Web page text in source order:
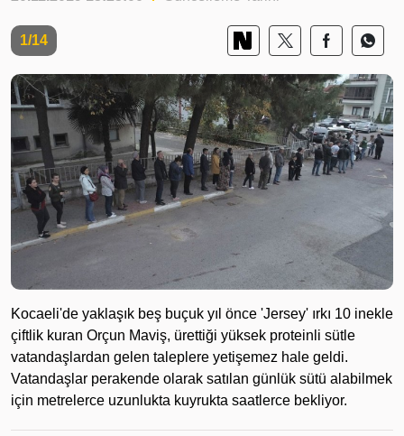
1/14
Kocaeli'de yaklaşık beş buçuk yıl önce 'Jersey' ırkı 10 inekle
çiftlik kuran Orçun Maviş, ürettiği yüksek proteinli sütle
vatandaşlardan gelen taleplere yetişemez hale geldi.
Vatandaşlar perakende olarak satılan günlük sütü alabilmek
için metrelerce uzunlukta kuyrukta saatlerce bekliyor.